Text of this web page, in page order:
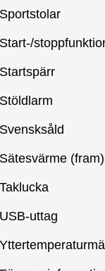
Sportstolar
Start-/
Startspärr
Stöldlarm
Svensksåld
Sätesvärme (fram)
Taklucka
USB-uttag